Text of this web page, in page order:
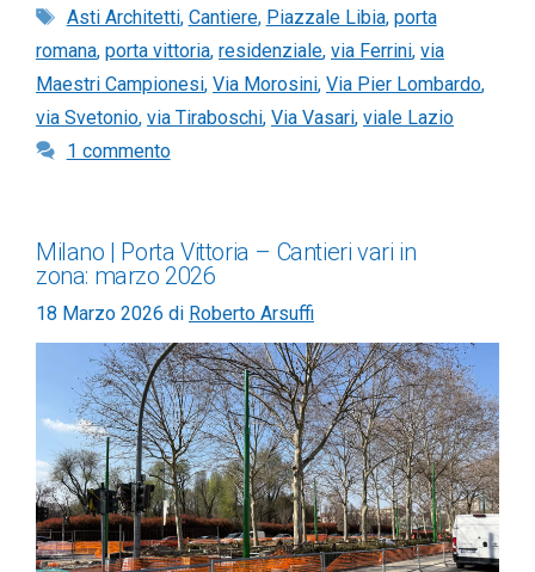
Tag
Asti Architetti, Cantiere, Piazzale Libia, porta
romana, porta vittoria, residenziale, via Ferrini, via
Maestri Campionesi, Via Morosini, Via Pier Lombardo,
via Svetonio, via Tiraboschi, Via Vasari, viale Lazio
1 commento
Milano | Porta Vittoria – Cantieri vari in
zona: marzo 2026
18 Marzo 2026 di Roberto Arsuffi